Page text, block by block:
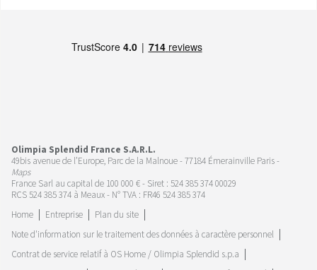
Olimpia Splendid France S.A.R.L.
49bis avenue de l’Europe, Parc de la Malnoue - 77184 Émerainville Paris -
Maps
France Sarl au capital de 100 000 € - Siret : 524 385 374 00029
RCS 524 385 374 à Meaux - N° TVA : FR46 524 385 374
Home
Entreprise
Plan du site
Note d'information sur le traitement des données à caractère personnel
Contrat de service relatif à OS Home / Olimpia Splendid s.p.a